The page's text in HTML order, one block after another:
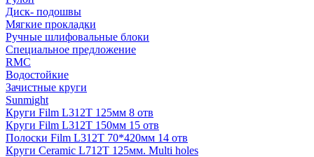
Диск- подошвы
Мягкие прокладки
Ручные шлифовальные блоки
Специальное предложение
RMC
Водостойкие
Зачистные круги
Sunmight
Круги Film L312T 125мм 8 отв
Круги Film L312T 150мм 15 отв
Полоски Film L312T 70*420мм 14 отв
Круги Ceramic L712T 125мм. Multi holes